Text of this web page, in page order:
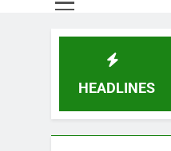
HEADLINES
Ini Pukul 22.00 WIB Di